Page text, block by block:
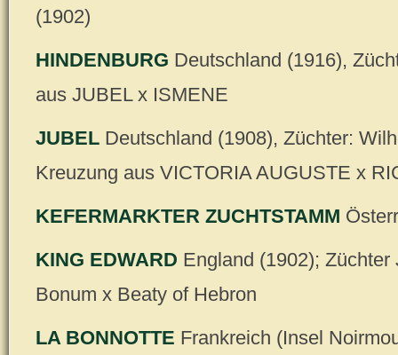
(1902)
HINDENBURG Deutschland (1916),
aus JUBEL x ISMENE
JUBEL Deutschland (1908), Züchter:
Kreuzung aus VICTORIA AUGUSTE x
KEFERMARKTER ZUCHTSTAMM
KING EDWARD England (1902);
Bonum x Beaty of Hebron
LA BONNOTTE Frankreich (Insel